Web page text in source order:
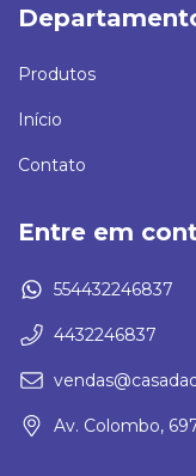
Produtos
Início
Contato
Entre em
554432246837
4432246837
Av. Colombo,